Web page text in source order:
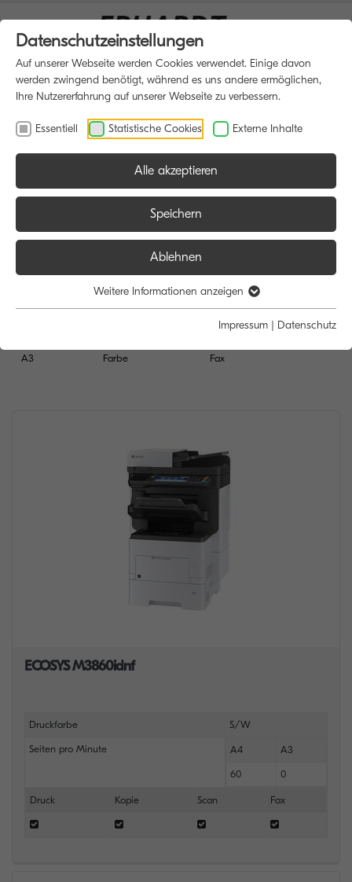
A3 Farbe
Funktion:
Scan
Fax
ECOSYS M3860idnf
Druckfarbe S/W
Seiten pro Minute A4 A3
60 0
Druck Kopie Scan Fax
Datenschutzeinstellungen
Auf unserer Webseite werden Cookies verwendet. Einige davon
werden zwingend benötigt, während es uns andere ermöglichen,
Ihre Nutzererfahrung auf unserer Webseite zu verbessern.
Essentiell Statistische Cookies Externe Inhalte
Alle akzeptieren
Speichern
Ablehnen
Weitere Informationen anzeigen
Impressum | Datenschutz